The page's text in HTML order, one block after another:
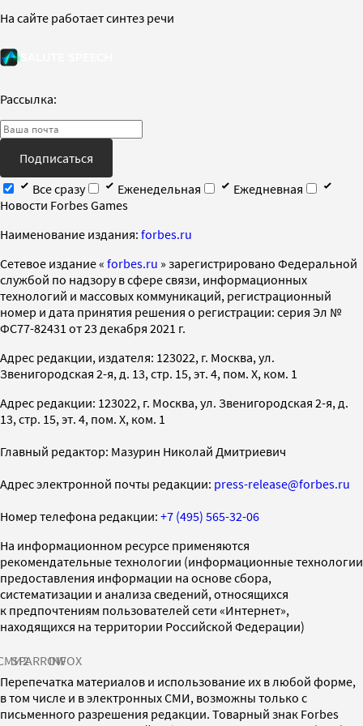
На сайте работает синтез речи
Рассылка:
Подписаться
Все сразу
Еженедельная
Ежедневная
Новости Forbes Games
Наименование издания: forbes.ru
Cетевое издание « forbes.ru » зарегистрировано Федеральной
службой по надзору в сфере связи, информационных
технологий и массовых коммуникаций, регистрационный
номер и дата принятия решения о регистрации: серия Эл №
ФС77-82431 от 23 декабря 2021 г.
Адрес редакции, издателя: 123022, г. Москва, ул.
Звенигородская 2-я, д. 13, стр. 15, эт. 4, пом. X, ком. 1
Адрес редакции: 123022, г. Москва, ул. Звенигородская 2-я, д.
13, стр. 15, эт. 4, пом. X, ком. 1
Главный редактор: Мазурин Николай Дмитриевич
Адрес электронной почты редакции: press-release@forbes.ru
Номер телефона редакции: +7 (495) 565-32-06
На информационном ресурсе применяются
рекомендательные технологии (информационные технологии
предоставления информации на основе сбора,
систематизации и анализа сведений, относящихся
к предпочтениям пользователей сети «Интернет»,
находящихся на территории Российской Федерации)
SPARROWINFOX
Перепечатка материалов и использование их в любой форме,
в том числе и в электронных СМИ, возможны только с
письменного разрешения редакции. Товарный знак Forbes